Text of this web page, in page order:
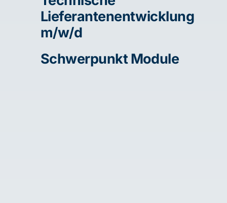
Lieferantenentwicklung
m/w/d
Schwerpunkt Module